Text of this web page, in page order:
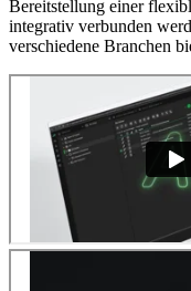
Bereitstellung einer
integrativ verbunden
verschiedene Branchen